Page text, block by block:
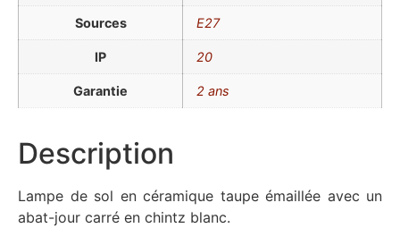
Sources E27
IP 20
Garantie 2 ans
Description
Lampe de sol en céramique taupe émaillée avec un
abat-jour carré en chintz blanc.